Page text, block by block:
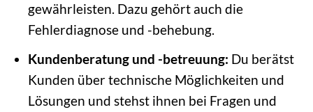
gewährleisten. Dazu gehört auch die
Fehlerdiagnose und -behebung.
Kundenberatung und -betreuung: Du berätst
Kunden über technische Möglichkeiten und
Lösungen und stehst ihnen bei Fragen und